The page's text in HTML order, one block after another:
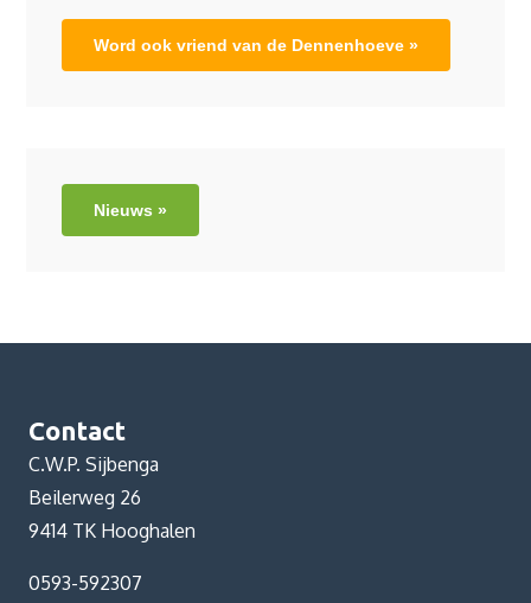
Word ook vriend van de Dennenhoeve »
Nieuws »
Contact
C.W.P. Sijbenga
Beilerweg 26
9414 TK Hooghalen
0593-592307